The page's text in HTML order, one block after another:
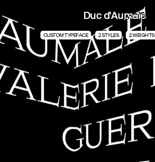
Duc d'Aumale
CUSTOM TYPEFACE 2 STYLES 2 WEIGHTS